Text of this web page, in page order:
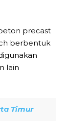
precast
berbentuk
lain
Timur